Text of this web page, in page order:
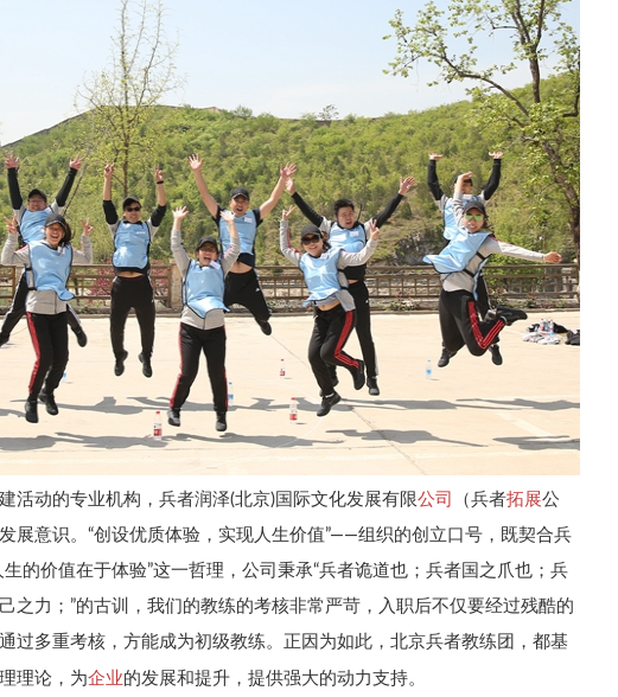
活动的专业机构，兵者润泽(北京)国际文化发展有限公司 （兵者拓展公
展意识。“创设优质体验，实现人生价值”——组织的创立口号，既契合兵
的价值在于体验”这一哲理，公司秉承“兵者诡道也；兵者国之爪也；兵
之力；”的古训，我们的教练的考核非常严苛，入职后不仅要经过残酷的
过多重考核，方能成为初级教练。正因为如此，北京兵者教练团，都基
理论，为企业的发展和提升，提供强大的动力支持。